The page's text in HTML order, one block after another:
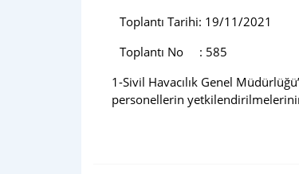
Toplantı Tarihi: 19/11/2021
Toplantı No : 585
1-Sivil Havacılık Genel
personellerin